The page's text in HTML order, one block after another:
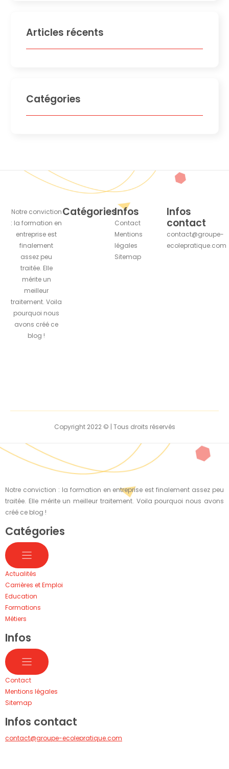
Articles récents
Catégories
Notre conviction
: la formation en
entreprise est
finalement
assez peu
traitée. Elle
mérite un
meilleur
traitement. Voila
pourquoi nous
avons créé ce
blog !
CatégoriesInfos
Contact
Mentions
légales
Sitemap
Infos
contact
contact@groupe-
ecolepratique.com
Copyright 2022 © | Tous droits réservés
Notre conviction : la formation en entreprise est finalement assez peu
traitée. Elle mérite un meilleur traitement. Voila pourquoi nous avons
créé ce blog !
Catégories
Actualités
Carrières et Emploi
Education
Formations
Métiers
Infos
Contact
Mentions légales
Sitemap
Infos contact
contact@groupe-ecolepratique.com